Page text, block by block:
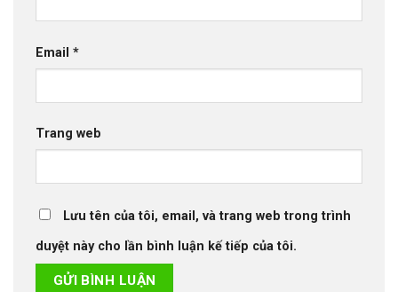
Email *
Trang web
Lưu tên của tôi, email, và trang web trong trình
duyệt này cho lần bình luận kế tiếp của tôi.